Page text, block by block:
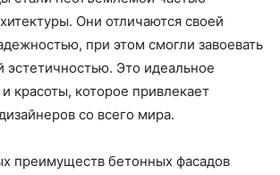
Они отличаются своей
при этом смогли завоевать
эстетичностью. Это идеальное
красоты, которое привлекает
со всего мира.
преимуществ бетонных фасадов